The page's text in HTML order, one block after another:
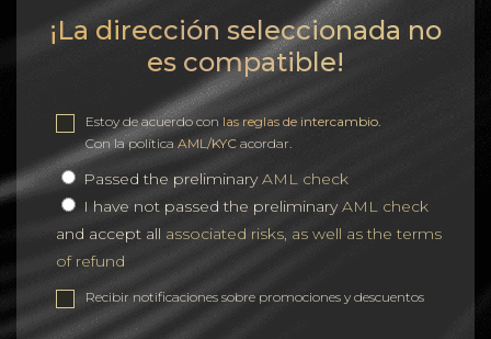
¡La dirección seleccionada no
es compatible!
Estoy de acuerdo con las reglas de intercambio
Con la políticaAML/KYC acordar.
Passed the preliminaryAML check
I have not passed the preliminaryAML check
and accept all associated risks, as well as the terms
of refund
Recibir notificaciones sobre promociones y descuentos